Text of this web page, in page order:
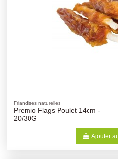
Friandises naturelles
Premio Flags Poulet 14cm -
20/30G
Ajouter